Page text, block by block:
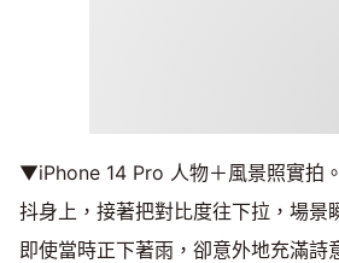
▼iPhone 14 Pro 人物＋風景照實拍
抖身上，接著把對比度往下拉，場景
即使當時正下著雨，卻意外地充滿詩